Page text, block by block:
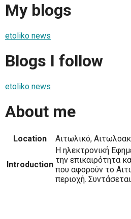
My blogs
etoliko news
Blogs I follow
etoliko news
About me
Location Αιτωλικό,
Introduction
Η ηλεκτρονική
την επικαιρότητα
που αφορούν το
περιοχή.